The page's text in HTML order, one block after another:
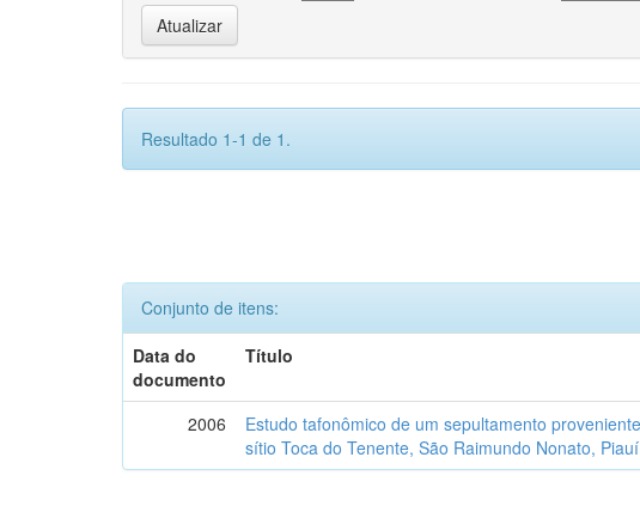
Resultado 1-1 de 1.
Conjunto de itens:
Data do
documento
Título
2006
Estudo tafonômico de um sepultamento
sítio Toca do Tenente, São Raimundo Nonato, Piauí